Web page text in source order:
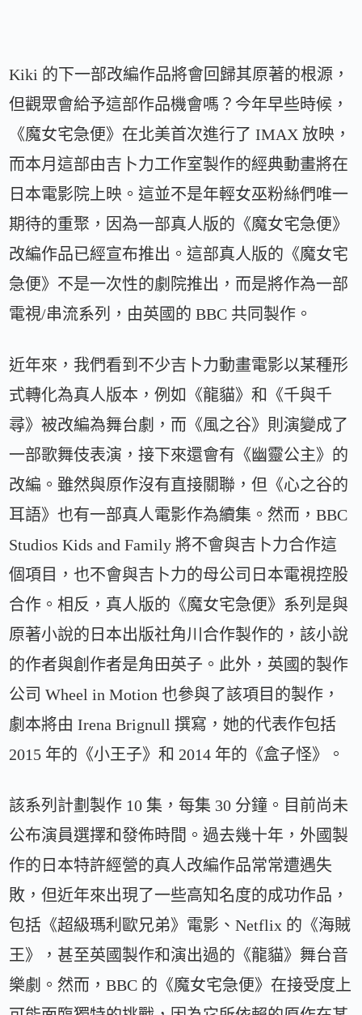
Kiki 的下一部改編作品將會回歸其原著的根源，
但觀眾會給予這部作品機會嗎？今年早些時候，
《魔女宅急便》在北美首次進行了 IMAX 放映，
而本月這部由吉卜力工作室製作的經典動畫將在
日本電影院上映。這並不是年輕女巫粉絲們唯一
期待的重聚，因為一部真人版的《魔女宅急便》
改編作品已經宣布推出。這部真人版的《魔女宅
急便》不是一次性的劇院推出，而是將作為一部
電視/串流系列，由英國的 BBC 共同製作。
近年來，我們看到不少吉卜力動畫電影以某種形
式轉化為真人版本，例如《龍貓》和《千與千
尋》被改編為舞台劇，而《風之谷》則演變成了
一部歌舞伎表演，接下來還會有《幽靈公主》的
改編。雖然與原作沒有直接關聯，但《心之谷的
耳語》也有一部真人電影作為續集。然而，BBC
Studios Kids and Family 將不會與吉卜力合作這
個項目，也不會與吉卜力的母公司日本電視控股
合作。相反，真人版的《魔女宅急便》系列是與
原著小說的日本出版社角川合作製作的，該小說
的作者與創作者是角田英子。此外，英國的製作
公司 Wheel in Motion 也參與了該項目的製作，
劇本將由 Irena Brignull 撰寫，她的代表作包括
2015 年的《小王子》和 2014 年的《盒子怪》。
該系列計劃製作 10 集，每集 30 分鐘。目前尚未
公布演員選擇和發佈時間。過去幾十年，外國製
作的日本特許經營的真人改編作品常常遭遇失
敗，但近年來出現了一些高知名度的成功作品，
包括《超級瑪利歐兄弟》電影、Netflix 的《海賊
王》，甚至英國製作和演出過的《龍貓》舞台音
樂劇。然而，BBC 的《魔女宅急便》在接受度上